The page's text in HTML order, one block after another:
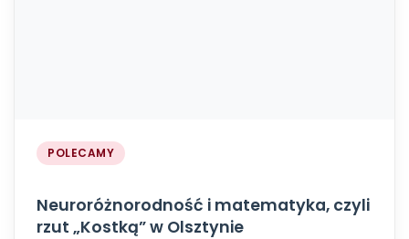
POLECAMY
Neuroróżnorodność i matematyka, czyli
rzut „Kostką” w Olsztynie